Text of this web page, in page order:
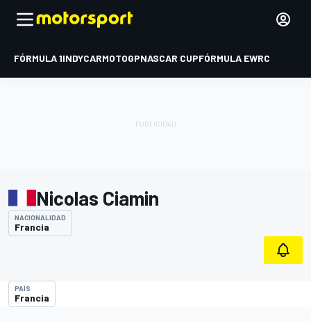
FÓRMULA 1INDYCARMOTOGPNASCAR CUPFÓRMULA EWRC
Nicolas Ciamin
NACIONALIDAD
Francia
PAÍS
Francia